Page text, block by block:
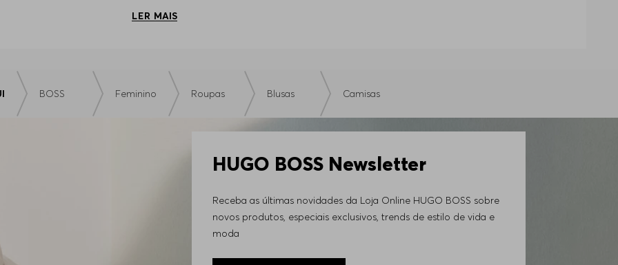
LER
como item indispensável, facilitando composições e exalando elegância discreta e premium.
modernidade e elegância.
maestria a peças de alfaiataria. A fluidez dos tecidos leves combina perfeitamente com a estrutura do
inquestionável elegância.
oferecendo designs limpos e elegantes, a base de qualquer guarda-roupa sofisticado. Já a BOSS
uma paleta de cores vibrantes, perfeita para um estilo mais descontraído e casual.
para garantir que você encontre a peça perfeita. Os modelos slim fit definem a silhueta com
visual urbano e confortável, alinhado às mais recentes tendências.
maestria a ambientes corporativos, casuais ou eventos especiais;
precisos e detalhes exclusivos;
e autenticidade;
BOSS Feminino Roupas Blusas Camisas
HUGO BOSS Newsletter
Receba as últimas novidades da Loja Online HUGO BOSS sobre
novos produtos, especiais exclusivos, trends de estilo de vida e
moda